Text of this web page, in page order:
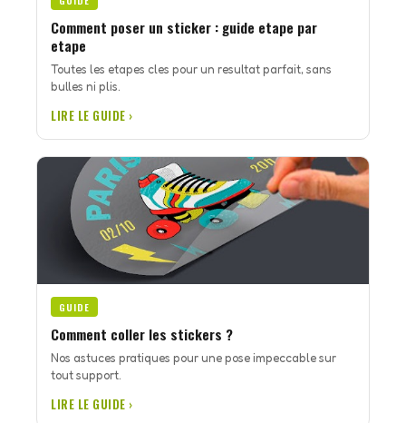
Comment poser un sticker : guide etape par
etape
Toutes les etapes cles pour un resultat parfait, sans
bulles ni plis.
LIRE LE GUIDE ›
GUIDE
Comment coller les stickers ?
Nos astuces pratiques pour une pose impeccable sur
tout support.
LIRE LE GUIDE ›